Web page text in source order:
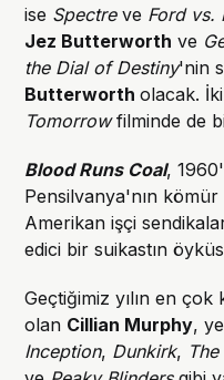
ise Spectreve Ford vs.
Jez Butterworth ve
the Dial of Destiny'nin
Butterwortholacak.
Tomorrowfilminde de
Blood Runs Coal,
Pensilvanya'nın
Amerikan işçi
edici bir suikastın
Geçtiğimiz yılın en
olan Cillian Murphy,
Inception, Dunkirk,